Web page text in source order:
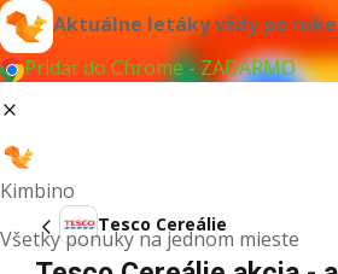
Aktuálne letáky vždy po ruke
Pridať do Chrome - ZADARMO
Kimbino
Všetky ponuky na jednom mieste
Tesco Cereálie